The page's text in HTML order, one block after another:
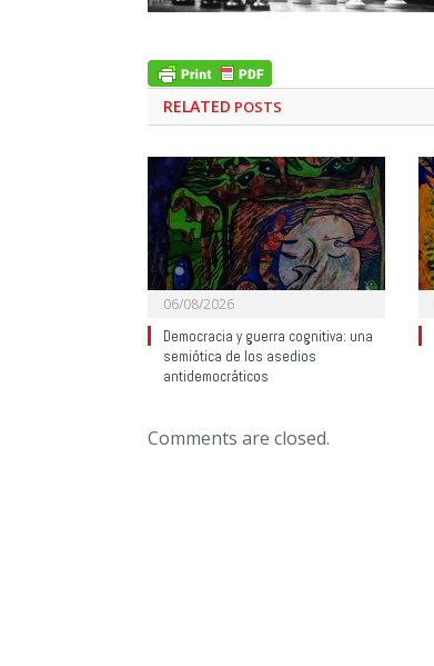
RELATED POSTS
06/08/2026
Democracia y guerra cognitiva: una
semiótica de los asedios
antidemocráticos
Comments are closed.